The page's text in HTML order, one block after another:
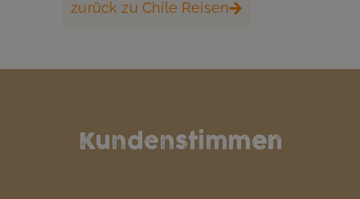
zurück zu Chile Reisen
Kundenstimmen